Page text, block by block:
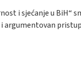
i sjećanje u
argumentovan